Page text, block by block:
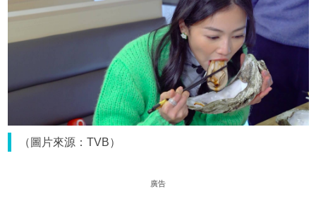
（圖片來源：TVB）
廣告